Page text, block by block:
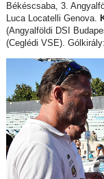
Békéscsaba, 3.
Luca Locatelli Genova.
(Angyalföldi DSI
(Ceglédi VSE).